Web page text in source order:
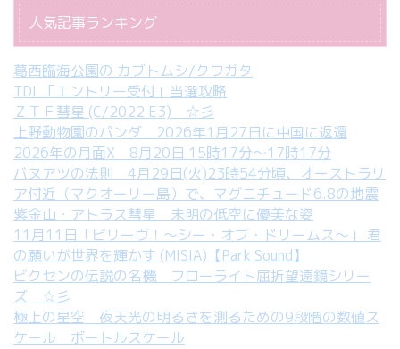
人気記事ランキング
葛西臨海公園の カブトムシ/クワガタ
TDL「エントリー受付」当選攻略
ＺＴＦ彗星 (C/2022 E3) ☆彡
上野動物園のパンダ 2026年1月27日に中国に返還
2026年の月面X 8月20日 15時17分～17時17分
バヌアツの法則 4月29日(火)23時54分頃、オーストラリ
ア付近（マクオーリー島）で、マグニチュード6.8の地震
紫金山・アトラス彗星 未明の低空に優美な姿
11月11日「ビリーヴ！～シー・オブ・ドリームス～」 君
の願いが世界を輝かす (MISIA)【Park Sound】
ビクセンの伝説の名機 フローライト屈折望遠鏡シリー
ズ ☆彡
極上の星空 夜天光の明るさを測るための9段階の数値ス
ケール ボートルスケール